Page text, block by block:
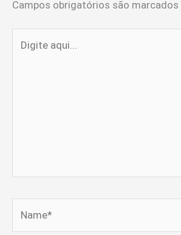
Campos obrigatórios são marcados
aqui...